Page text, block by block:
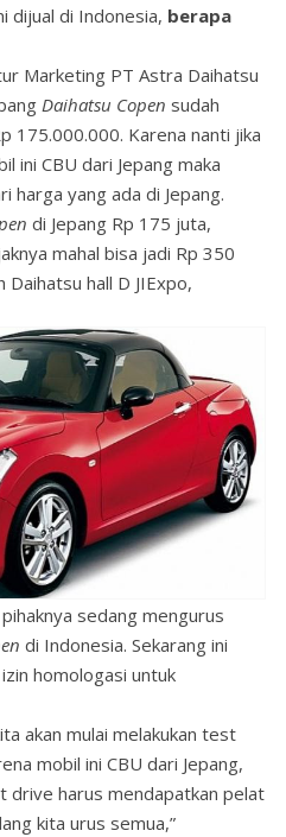
dijual di Indonesia, berapa
Marketing PT Astra Daihatsu
Daihatsu Copen sudah
175.000.000. Karena nanti jika
ini CBU dari Jepang maka
harga yang ada di Jepang.
di Jepang Rp 175 juta,
mahal bisa jadi Rp 350
Daihatsu hall D JIExpo,
sedang mengurus
di Indonesia. Sekarang ini
homologasi untuk
akan mulai melakukan test
mobil ini CBU dari Jepang,
drive harus mendapatkan pelat
kita urus semua,”